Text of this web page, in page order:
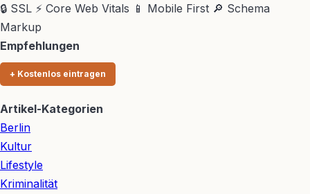
🔒 SSL ⚡ Core Web Vitals 📱 Mobile First 🔎 Schema
Markup
Empfehlungen
+ Kostenlos eintragen
Artikel-Kategorien
Berlin
Kultur
Lifestyle
Kriminalität